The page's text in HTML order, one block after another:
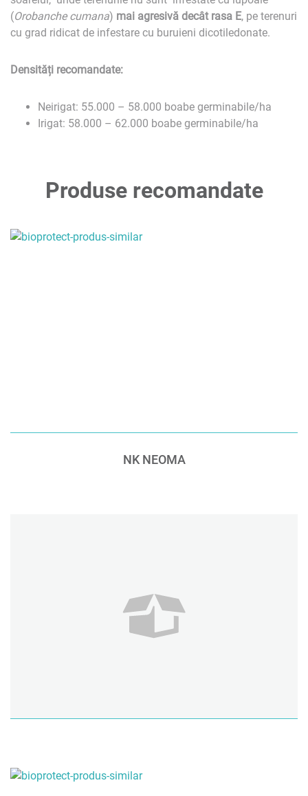
(Orobanche cumana) mai agresivă decât rasa E, pe terenuri
cu grad ridicat de infestare cu buruieni dicotiledonate.
Densități recomandate:
Neirigat: 55.000 – 58.000 boabe germinabile/ha
Irigat: 58.000 – 62.000 boabe germinabile/ha
Produse recomandate
NK NEOMA